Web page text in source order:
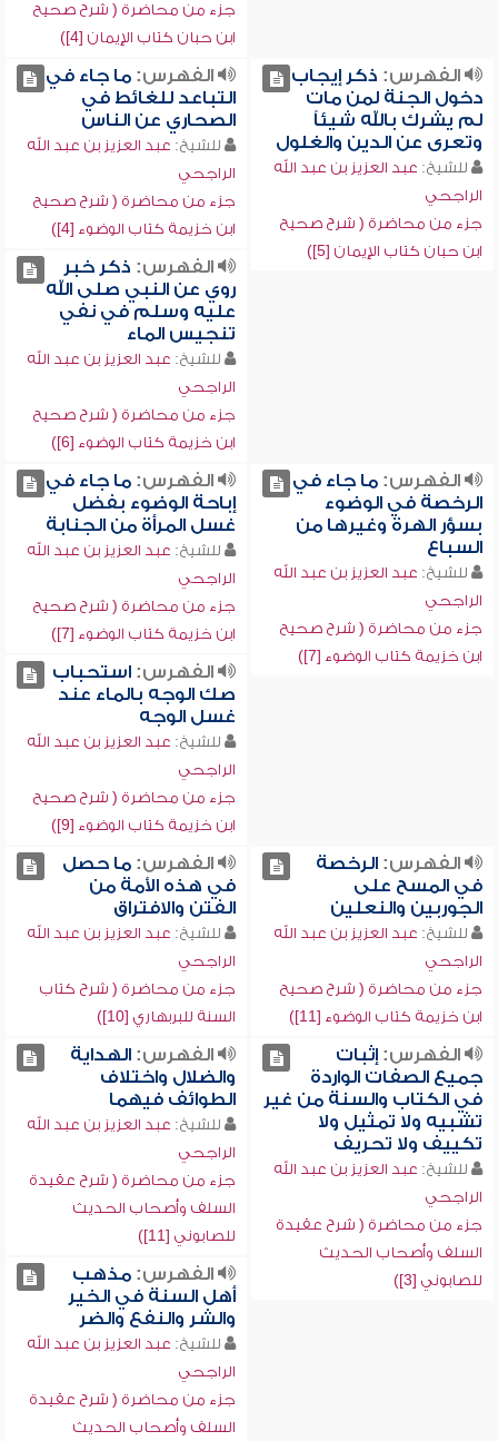
جزء من محاضرة ( شرح صحيح
ابن حبان كتاب الإيمان [4])
الفهرس: ذكر إيجاب
دخول الجنة لمن مات
لم يشرك بالله شيئاً
وتعرى عن الدين والغلول
للشيخ: عبد العزيز بن عبد الله
الراجحي
جزء من محاضرة ( شرح صحيح
ابن حبان كتاب الإيمان [5])
الفهرس:ما جاء في
التباعد للغائط في
الصحاري عن الناس
للشيخ: عبد العزيز بن عبد الله
الراجحي
جزء من محاضرة ( شرح صحيح
ابن خزيمة كتاب الوضوء [4])
الفهرس: ذكر خبر
روي عن النبي صلى الله
عليه وسلم في نفي
تنجيس الماء
للشيخ: عبد العزيز بن عبد الله
الراجحي
جزء من محاضرة ( شرح صحيح
ابن خزيمة كتاب الوضوء [6])
الفهرس:ما جاء في
الرخصة في الوضوء
بسؤر الهرة وغيرها من
السباع
للشيخ: عبد العزيز بن عبد الله
الراجحي
جزء من محاضرة ( شرح صحيح
ابن خزيمة كتاب الوضوء [7])
الفهرس:ما جاء في
إباحة الوضوء بفضل
غسل المرأة من الجنابة
للشيخ: عبد العزيز بن عبد الله
الراجحي
جزء من محاضرة ( شرح صحيح
ابن خزيمة كتاب الوضوء [7])
الفهرس:استحباب
صك الوجه بالماء عند
غسل الوجه
للشيخ: عبد العزيز بن عبد الله
الراجحي
جزء من محاضرة ( شرح صحيح
ابن خزيمة كتاب الوضوء [9])
الفهرس:الرخصة
في المسح على
الجوربين والنعلين
للشيخ: عبد العزيز بن عبد الله
الراجحي
جزء من محاضرة ( شرح صحيح
ابن خزيمة كتاب الوضوء [11])
الفهرس:ما حصل
في هذه الأمة من
الفتن والافتراق
للشيخ: عبد العزيز بن عبد الله
الراجحي
جزء من محاضرة ( شرح كتاب
السنة للبربهاري [10])
الفهرس:إثبات
جميع الصفات الواردة
في الكتاب والسنة من غير
تشبيه ولا تمثيل ولا
تكييف ولا تحريف
للشيخ: عبد العزيز بن عبد الله
الراجحي
جزء من محاضرة ( شرح عقيدة
السلف وأصحاب الحديث
للصابوني [3])
الفهرس:الهداية
والضلال واختلاف
الطوائف فيهما
للشيخ: عبد العزيز بن عبد الله
الراجحي
جزء من محاضرة ( شرح عقيدة
السلف وأصحاب الحديث
للصابوني [11])
الفهرس:مذهب
أهل السنة في الخير
والشر والنفع والضر
للشيخ: عبد العزيز بن عبد الله
الراجحي
جزء من محاضرة ( شرح عقيدة
السلف وأصحاب الحديث